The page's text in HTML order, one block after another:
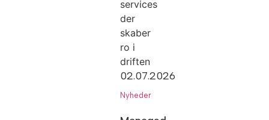
02.07.2026
Nyheder